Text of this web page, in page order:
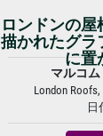
ロンドンの屋
描かれたグラ
に置
マルコ
London
日